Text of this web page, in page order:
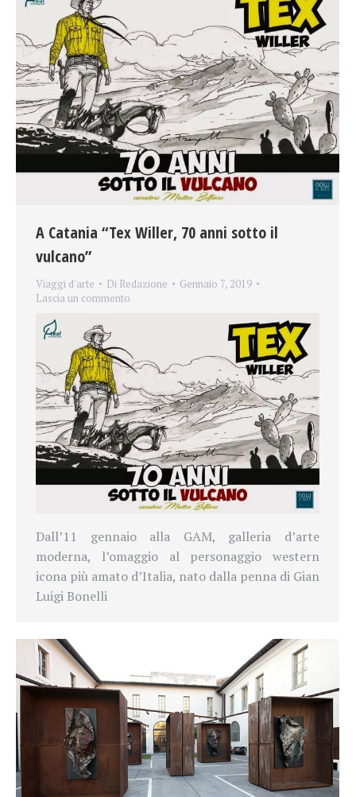
A Catania “Tex Willer, 70 anni sotto il
vulcano”
Viaggi d'arte Di Redazione
Gennaio 7, 2019
Lascia un commento
Dall’11 gennaio alla GAM, galleria d’arte
moderna, l’omaggio al personaggio western
icona più amato d’Italia, nato dalla penna di Gian
Luigi Bonelli